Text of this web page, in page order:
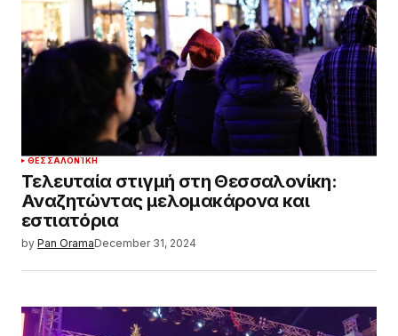
ΘΕΣΣΑΛΟΝΊΚΗ
Τελευταία στιγμή στη Θεσσαλονίκη:
Αναζητώντας μελομακάρονα και
εστιατόρια
by Pan OramaDecember 31, 2024